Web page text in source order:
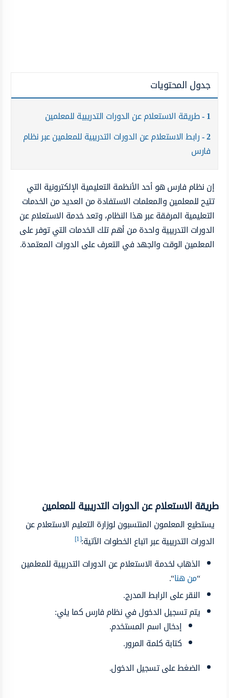
جدول المحتويات
1 طريقة الاستعلام عن الدورات التدريبية للمعلمين
2 رابط الاستعلام عن الدورات التدريبية للمعلمين عبر نظام
فارس
إن نظام فارس هو أحد الأنظمة التعليمية الإلكترونية التي
تتيح للمعلمين والمعلمات الاستفادة من العديد من الخدمات
التعليمية المرفقة عبر هذا النظام، وتعد خدمة الاستعلام عن
الدورات التدريبية واحدة من أهم تلك الخدمات التي توفر على
المعلمين الوقت والجهد في التعرف على الدورات المعتمدة.
طريقة الاستعلام عن الدورات التدريبية للمعلمين
يستطيع المعلمون المنتسبون لوزارة التعليم الاستعلام عن
الدورات التدريبية عبر اتباع الخطوات الآتية:[1]
الذهاب لخدمة الاستعلام عن الدورات التدريبية للمعلمين
“من هنا“.
النقر على الرابط المدرج.
يتم تسجيل الدخول في نظام فارس كما يلي:
إدخال اسم المستخدم.
كتابة كلمة المرور.
الضغط على تسجيل الدخول.